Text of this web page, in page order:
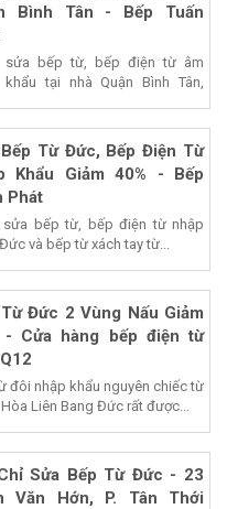
Bình Tân - Bếp Tuấn
sửa bếp từ, bếp điện từ âm
khẩu tại nhà Quận Bình Tân,
Từ Đức, Bếp Điện Từ
Khẩu Giảm 40% - Bếp
Phát
sửa bếp từ, bếp điện từ nhập
và bếp từ xách tay từ...
Đức 2 Vùng Nấu Giảm
- Cửa hàng bếp điện từ
đôi nhập khẩu nguyên chiếc từ
Liên Bang Đức rất được...
Sửa Bếp Từ Đức - 23
Văn Hớn, P. Tân Thới